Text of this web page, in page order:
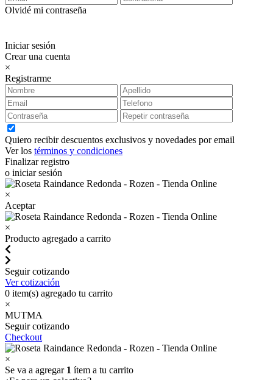
Olvidé mi contraseña
Iniciar sesión
Crear una cuenta
×
Registrarme
Quiero recibir descuentos exclusivos y novedades por email
Ver los términos y condiciones
Finalizar registro
o iniciar sesión
×
Aceptar
×
Producto agregado a carrito
Seguir cotizando
Ver cotización
0 item(s) agregado tu carrito
×
MUTMA
Seguir cotizando
Checkout
×
Se va a agregar 1 ítem a tu carrito